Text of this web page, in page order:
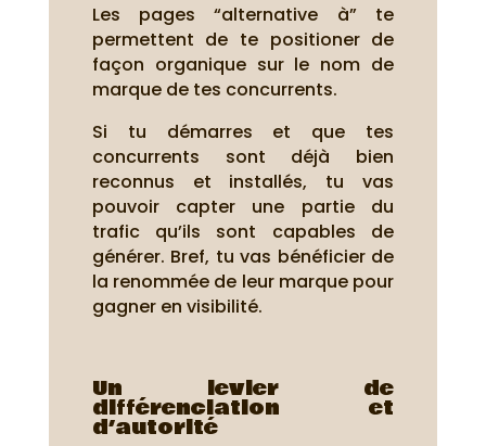
Les pages “alternative à” te
permettent de te positioner de
façon organique sur le nom de
marque de tes concurrents.
Si tu démarres et que tes
concurrents sont déjà bien
reconnus et installés, tu vas
pouvoir capter une partie du
trafic qu’ils sont capables de
générer. Bref, tu vas bénéficier de
la renommée de leur marque pour
gagner en visibilité.
Un levier de
différenciation et
d’autorité